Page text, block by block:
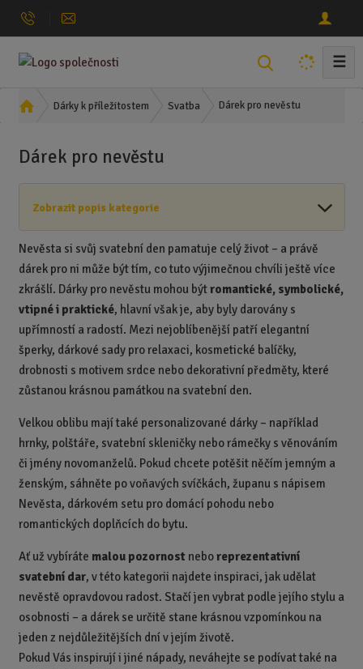
h
☰
Ú
d
s
r
a
n
Dárky k příležitostem Svatba Dárek pro nevěstu
Dárek pro nevěstu
Zobrazit popis kategorie
Nevěsta si svůj svatební den pamatuje celý život – a právě
dárek pro ni může být tím, co tuto výjimečnou chvíli ještě více
zkrášlí. Dárky pro nevěstu mohou býtromantické, symbolické,
vtipné i praktické, hlavní však je, aby byly darovány s
upřímností a radostí. Mezi nejoblíbenější patří elegantní
šperky, dárkové sady pro relaxaci, kosmetické balíčky,
drobnosti s motivem srdce nebo dekorativní předměty, které
zůstanou krásnou památkou na svatební den.
Velkou oblibu mají také personalizované dárky – například
hrnky, polštáře, svatební skleničky nebo rámečky s věnováním
či jmény novomanželů. Pokud chcete potěšit něčím jemným a
ženským, sáhněte po voňavých svíčkách, županu s nápisem
Nevěsta, dárkovém setu pro domácí pohodu nebo
romantických doplňcích do bytu.
Ať už vybíráte malou pozornost neboreprezentativní
svatební dar, v této kategorii najdete inspiraci, jak udělat
nevěstě opravdovou radost. Stačí jen vybrat podle jejího stylu a
osobnosti – a dárek se určitě stane krásnou vzpomínkou na
jeden z nejdůležitějších dní v jejím životě.
Pokud Vás inspirují i jiné nápady, neváhejte se podívat také na